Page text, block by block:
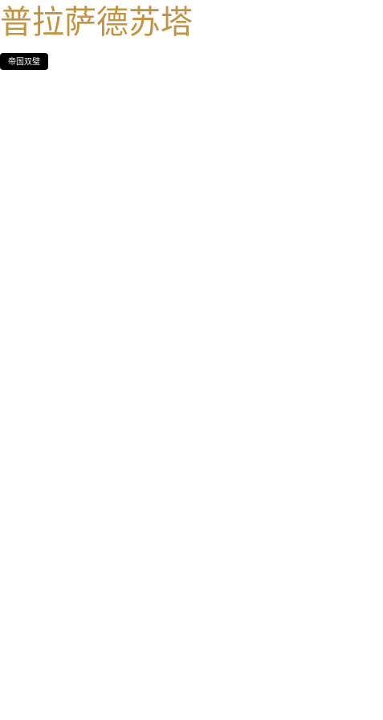
普拉萨德苏塔
帝国双璧